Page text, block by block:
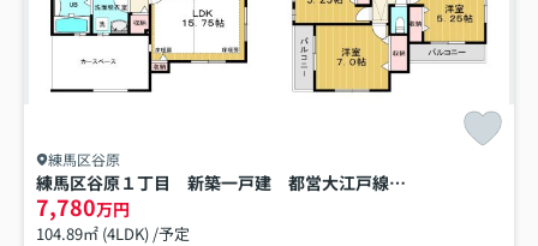
練馬区谷原
練馬区谷原１丁目 新築一戸建 都営大江戸線 光が丘
7,780万円
104.89㎡ (4LDK) /予定